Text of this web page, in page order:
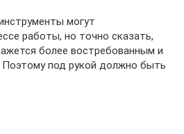
могут
работы, но точно сказать,
более востребованным и
под рукой должно быть